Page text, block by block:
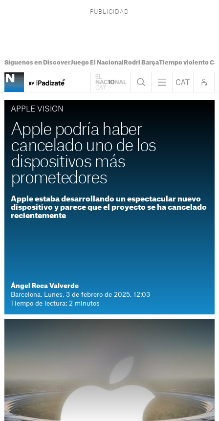
Síguenos en DiscoverJuego El Nacional Rodri BarçaTiempo violento
APPLE VISION
Apple podría haber
cancelado uno de los
dispositivos más
prometedores
Apple estaba desarrollando un espectacular nuevo
dispositivo y parece que el proyecto se ha cancelado
recientemente
Ángel Roca Valverde
Barcelona. Lunes, 3 de febrero de 2025. 12:03
Tiempo de lectura: 2 minutos